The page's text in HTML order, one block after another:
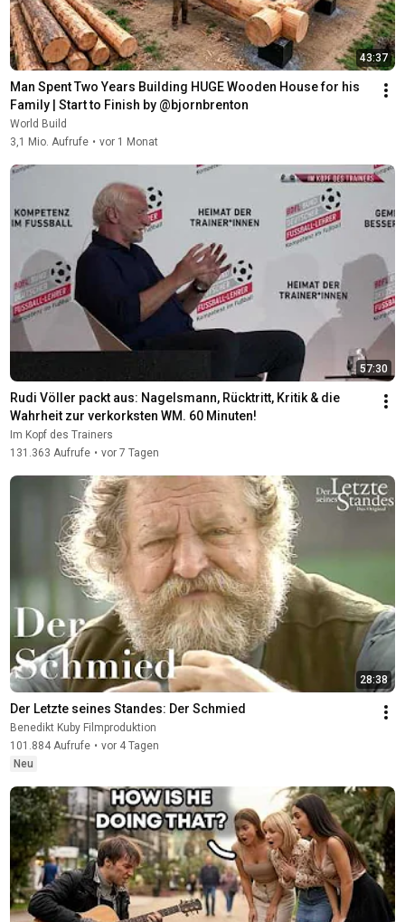
43:37
Man Spent Two Years Building HUGE Wooden House for his
Family | Start to Finish by @bjornbrenton
World Build
3,1 Mio. Aufrufe • vor 1 Monat
57:30
Rudi Völler packt aus: Nagelsmann, Rücktritt, Kritik & die
Wahrheit zur verkorksten WM. 60 Minuten!
Im Kopf des Trainers
131.363 Aufrufe • vor 7 Tagen
28:38
Der Letzte seines Standes: Der Schmied
Benedikt Kuby Filmproduktion
101.884 Aufrufe • vor 4 Tagen
Neu